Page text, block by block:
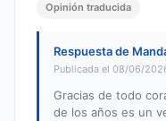
Opinión traducida
Respuesta de
Publicada el 08/06/
Gracias de todo
de los años es un